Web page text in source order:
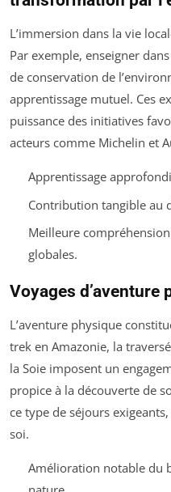
L’immersion dans la vie
Par exemple, enseigner
de conservation de
apprentissage mutuel. Ces
puissance des initiatives
acteurs comme Michelin et
Apprentissage
Contribution tangible au
Meilleure
globales.
Voyages
L’aventure physique
trek en Amazonie, la
la Soie imposent un
propice à la découverte de
ce type de séjours
soi.
Amélioration notable du